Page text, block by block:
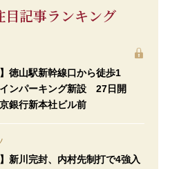
目記事ランキング
】徳山駅新幹線口から徒歩1
ンパーキング新設 27日開
銀行新本社ビル前
】新川完封、内村先制打で4強入